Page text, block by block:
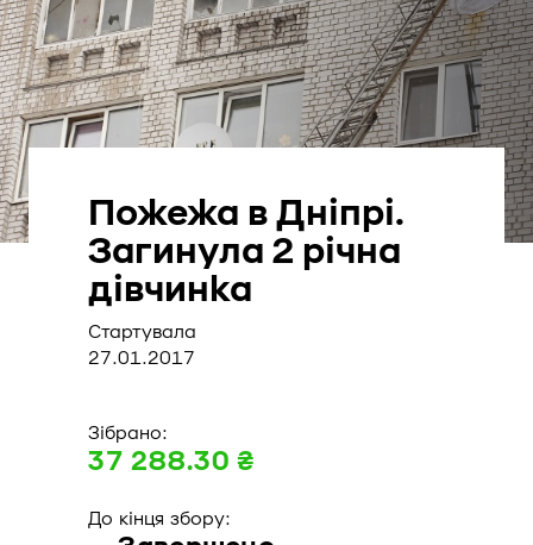
Пожежа в Дніпрі.
Загинула 2 річна
дівчинка
Стартувала
27.01.2017
Зібрано:
37 288.30 ₴
До кінця збору: